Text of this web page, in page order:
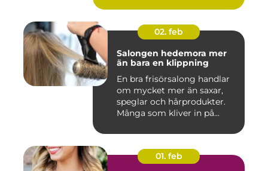
02. feb
Salongen hedemora mer
än bara en klippning
En bra frisörsalong handlar
om mycket mer än saxar,
speglar och hårprodukter.
Många som kliver in på...
01. feb